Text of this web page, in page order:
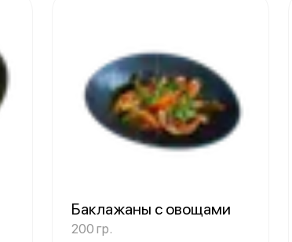
Баклажаны с овощами
200 гр.